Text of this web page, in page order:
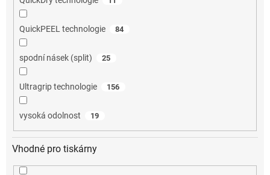
QuickPEEL technologie 84
spodní násek (split) 25
Ultragrip technologie 156
vysoká odolnost 19
Vhodné pro tiskárny